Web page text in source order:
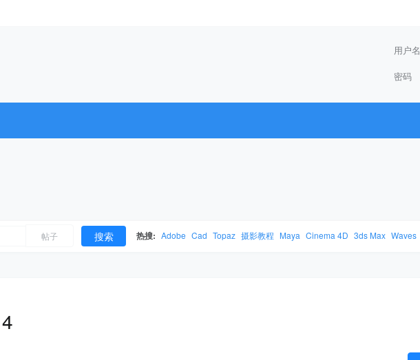
用户名
密码
帖子 搜索 热搜: Adobe Cad Topaz 摄影教程 Maya Cinema 4D 3ds Max Waves